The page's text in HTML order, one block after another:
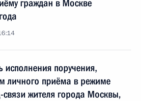
граждан в Москве
исполнения поручения,
личного приёма в режиме
жителя города Москвы,